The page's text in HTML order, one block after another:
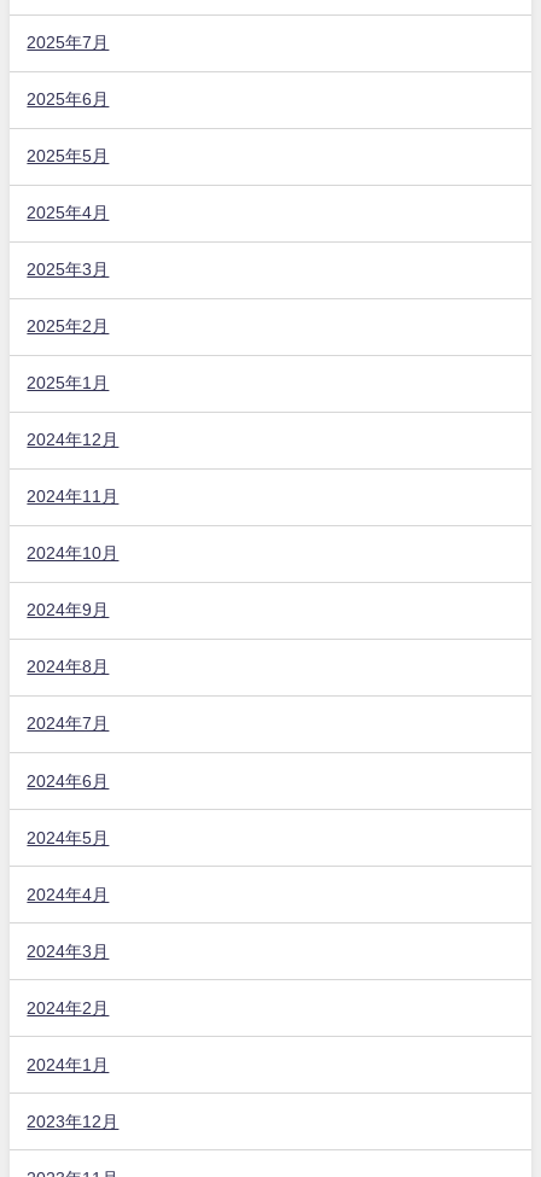
2025年7月
2025年6月
2025年5月
2025年4月
2025年3月
2025年2月
2025年1月
2024年12月
2024年11月
2024年10月
2024年9月
2024年8月
2024年7月
2024年6月
2024年5月
2024年4月
2024年3月
2024年2月
2024年1月
2023年12月